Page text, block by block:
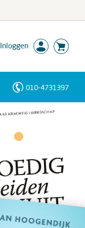
Inloggen
010-4731397